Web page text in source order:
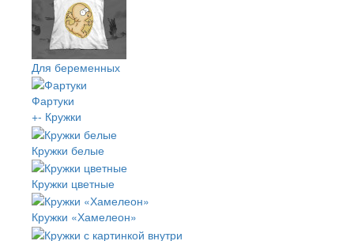
Для беременных
Фартуки
+- Кружки
Кружки белые
Кружки цветные
Кружки «Хамелеон»